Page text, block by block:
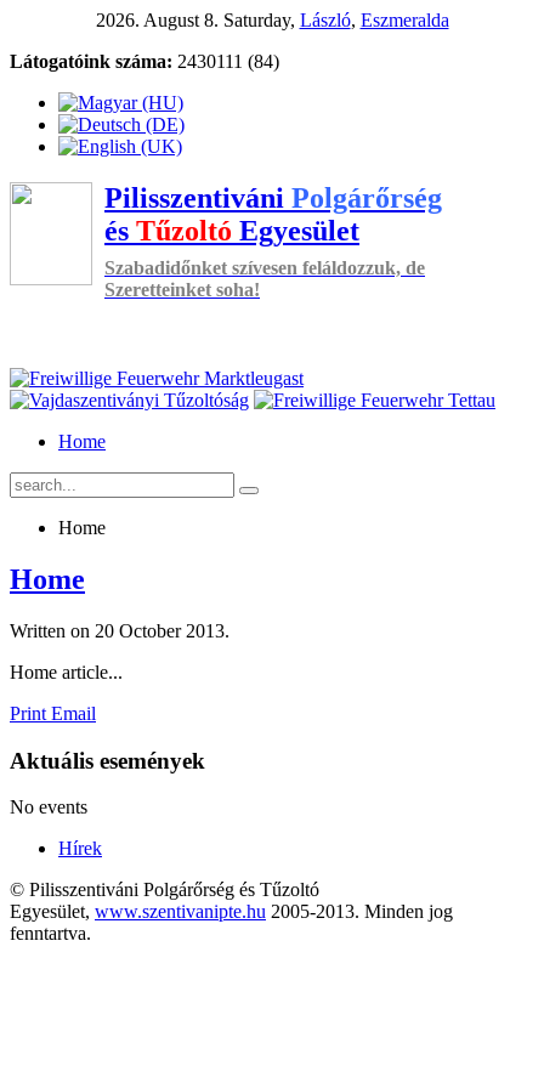
2026. August 8. Saturday, László, Eszmeralda
Látogatóink száma: 2430111 (84)
Pilisszentiváni Polgárőrség
és Tűzoltó Egyesület
Szabadidőnket szívesen feláldozzuk, de
Szeretteinket soha!
Home
Home
Home
Written on 20 October 2013.
Home article...
Print Email
Aktuális események
No events
Hírek
© Pilisszentiváni Polgárőrség és Tűzoltó
Egyesület, www.szentivanipte.hu 2005-2013. Minden jog
fenntartva.